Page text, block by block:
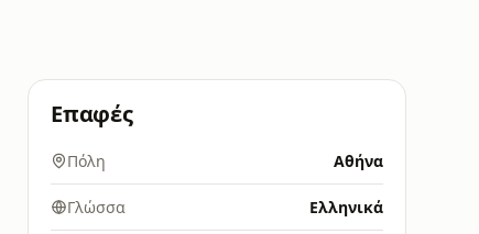
Επαφές
Πόλη Αθήνα
Γλώσσα Ελληνικά